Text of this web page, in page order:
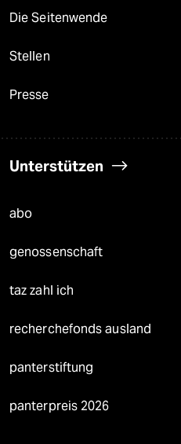
Die Seitenwende
Stellen
Presse
Unterstützen
abo
genossenschaft
taz zahl ich
recherchefonds ausland
panterstiftung
panterpreis 2026